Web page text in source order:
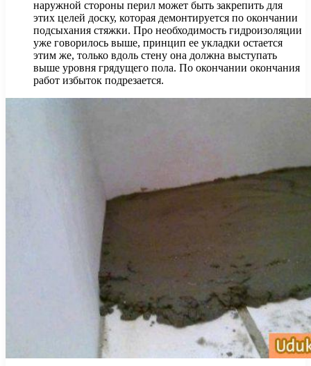
наружной стороны перил может быть закрепить для
этих целей доску, которая демонтируется по окончании
подсыхания стяжки. Про необходимость гидроизоляции
уже говорилось выше, принцип ее укладки остается
этим же, только вдоль стену она должна выступать
выше уровня грядущего пола. По окончании окончания
работ избыток подрезается.